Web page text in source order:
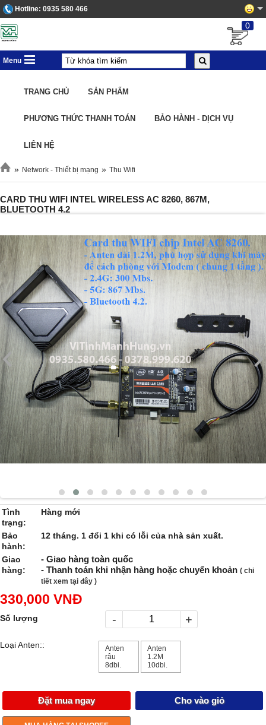
Hotline: 0935 580 466
0
Menu
TRANG CHỦ SẢN PHẨM
PHƯƠNG THỨC THANH TOÁN BẢO HÀNH - DỊCH VỤ
LIÊN HỆ
» Network - Thiết bị mạng » Thu Wifi
CARD THU WIFI INTEL WIRELESS AC 8260, 867M,
BLUETOOTH 4.2
Tình
trạng:
Hàng mới
Bảo
hành:
12 tháng. 1 đổi 1 khi có lỗi của nhà sản xuất.
Giao
hàng:
- Giao hàng toàn quốc
- Thanh toán khi nhận hàng hoặc chuyển khoản ( chi
tiết xem tại đây )
330,000 VNĐ
Số lượng - +
Loại Anten::
Anten
râu
8dbi.
Anten
1.2M
10dbi.
Đặt mua ngay Cho vào giỏ